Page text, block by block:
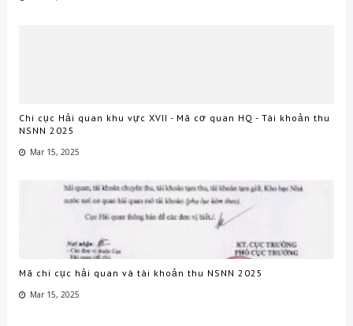
Chi cục Hải quan khu vực XVII - Mã cơ quan HQ - Tài khoản thu
NSNN 2025
Mar 15, 2025
Mã chi cục hải quan và tài khoản thu NSNN 2025
Mar 15, 2025